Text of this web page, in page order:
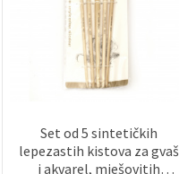
Set od 5 sintetičkih
lepezastih kistova za gvaš
i akvarel, mješovitih